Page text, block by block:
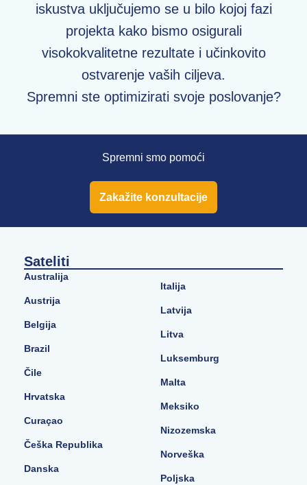
iskustva uključujemo se u bilo kojoj fazi
projekta kako bismo osigurali
visokokvalitetne rezultate i učinkovito
ostvarenje vaših ciljeva.
Spremni ste optimizirati svoje poslovanje?
Spremni smo pomoći
Zakažite konzultacije
Sateliti
Australija
Austrija
Belgija
Brazil
Čile
Hrvatska
Curaçao
Češka Republika
Danska
Italija
Latvija
Litva
Luksemburg
Malta
Meksiko
Nizozemska
Norveška
Poljska